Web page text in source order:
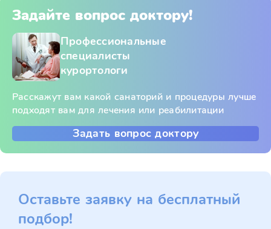
Задайте вопрос доктору!
Профессиональные
специалисты
курортологи
Расскажут вам какой санаторий и процедуры лучше
подходят вам для лечения или реабилитации
Задать вопрос доктору
Оставьте заявку на бесплатный
подбор!